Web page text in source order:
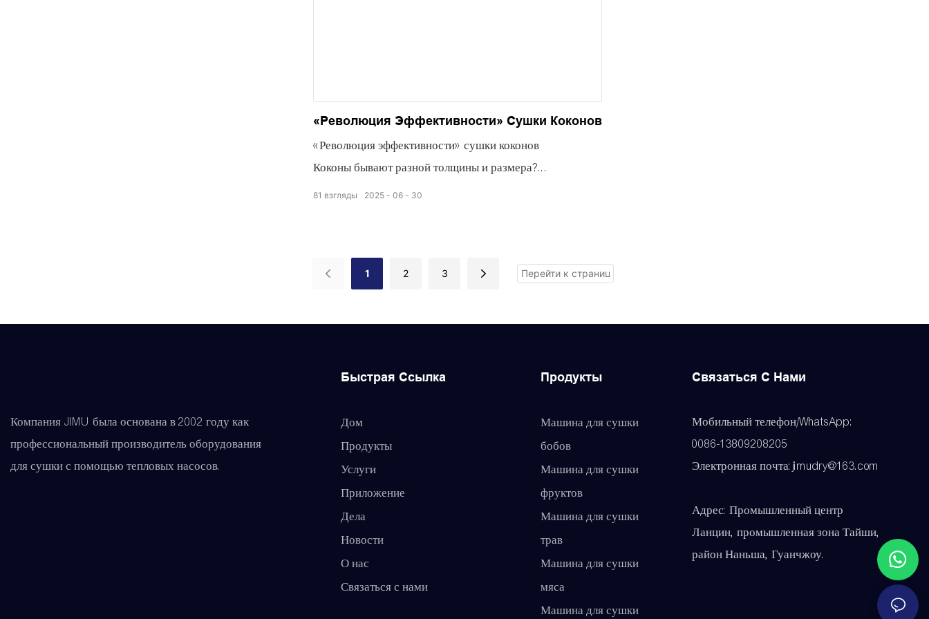
«Революция Эффективности» Сушки Коконов
«Революция эффективности» сушки коконов
Коконы бывают разной толщины и размера?
Технология распределения воздуха под отрицательным
проникающую в самое сердце.
Влага полностью испарилась.
2025 06 30
81 взгляды
1 2 3
Компания JIMU была основана в 2002 году как
профессиональный производитель оборудования
для сушки с помощью тепловых насосов.
Быстрая Ссылка
Дом
Продукты
Услуги
Приложение
Дела
Новости
О нас
Связаться с нами
Продукты
Машина для сушки
бобов
Машина для сушки
фруктов
Машина для сушки
трав
Машина для сушки
мяса
Машина для сушки
Связаться С Нами
Мобильный телефон/WhatsApp:
0086-13809208205
Электронная почта:jimudry@163.com
Адрес: Промышленный центр
Ланцин, промышленная зона Тайши,
район Наньша, Гуанчжоу.